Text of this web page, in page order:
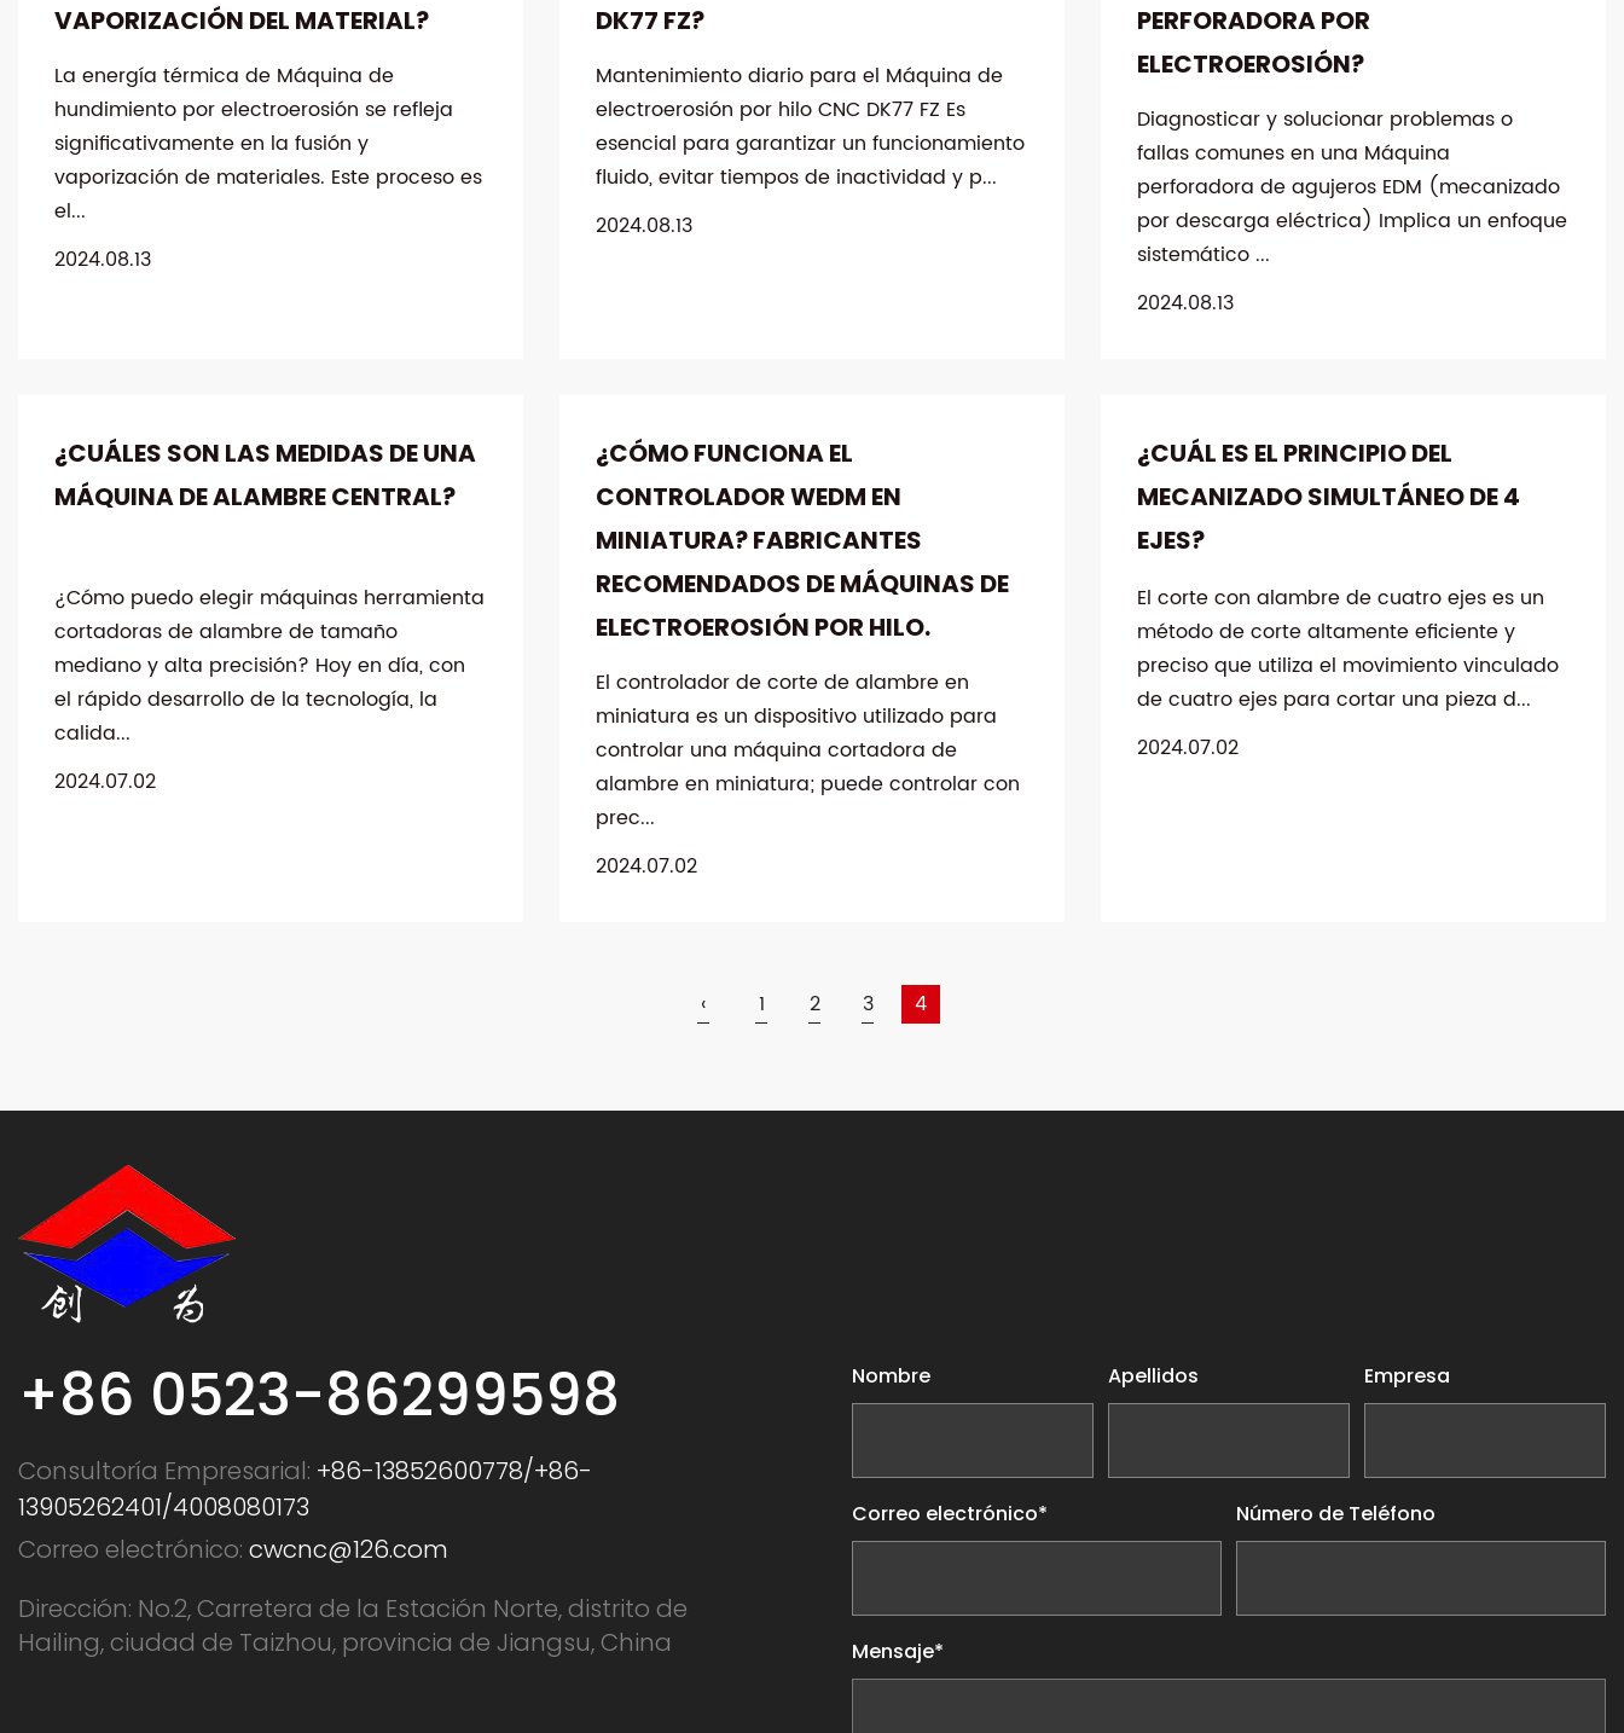
VAPORIZACIÓN DEL MATERIAL?
La energía térmica de Máquina de
hundimiento por electroerosión se refleja
significativamente en la fusión y
vaporización de materiales. Este proceso es
el...
2024.08.13
DK77 FZ?
Mantenimiento diario para el Máquina de
electroerosión por hilo CNC DK77 FZ Es
esencial para garantizar un funcionamiento
fluido, evitar tiempos de inactividad y p...
2024.08.13
PERFORADORA POR
ELECTROEROSIÓN?
Diagnosticar y solucionar problemas o
fallas comunes en una Máquina
perforadora de agujeros EDM (mecanizado
por descarga eléctrica) Implica un enfoque
sistemático ...
2024.08.13
¿CUÁLES SON LAS MEDIDAS DE UNA
MÁQUINA DE ALAMBRE CENTRAL?
¿Cómo puedo elegir máquinas herramienta
cortadoras de alambre de tamaño
mediano y alta precisión? Hoy en día, con
el rápido desarrollo de la tecnología, la
calida...
2024.07.02
¿CÓMO FUNCIONA EL
CONTROLADOR WEDM EN
MINIATURA? FABRICANTES
RECOMENDADOS DE MÁQUINAS DE
ELECTROEROSIÓN POR HILO.
El controlador de corte de alambre en
miniatura es un dispositivo utilizado para
controlar una máquina cortadora de
alambre en miniatura; puede controlar con
prec...
2024.07.02
¿CUÁL ES EL PRINCIPIO DEL
MECANIZADO SIMULTÁNEO DE 4
EJES?
El corte con alambre de cuatro ejes es un
método de corte altamente eficiente y
preciso que utiliza el movimiento vinculado
de cuatro ejes para cortar una pieza d...
2024.07.02
‹ 1 2 3 4
+86 0523-86299598
Consultoría Empresarial: +86-13852600778/+86-
13905262401/4008080173
Correo electrónico: cwcnc@126.com
Dirección: No.2, Carretera de la Estación Norte, distrito de
Hailing, ciudad de Taizhou, provincia de Jiangsu, China
Nombre Apellidos Empresa
Correo electrónico* Número de Teléfono
Mensaje*